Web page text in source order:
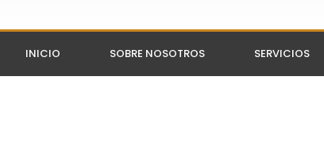
INICIO SOBRE NOSOTROS SERVICIOS